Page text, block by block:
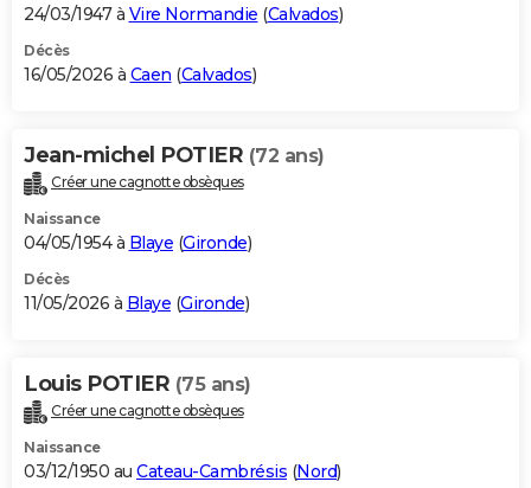
24/03/1947 à Vire Normandie (Calvados)
Décès
16/05/2026 à Caen (Calvados)
Jean-michel POTIER (72 ans)
Créer une cagnotte obsèques
Naissance
04/05/1954 à Blaye (Gironde)
Décès
11/05/2026 à Blaye (Gironde)
Louis POTIER (75 ans)
Créer une cagnotte obsèques
Naissance
03/12/1950 au Cateau-Cambrésis (Nord)